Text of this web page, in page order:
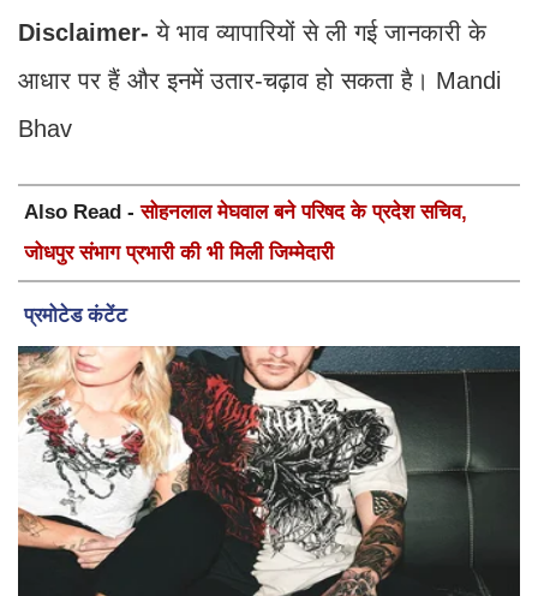
Disclaimer- ये भाव व्यापारियों से ली गई जानकारी के
आधार पर हैं और इनमें उतार-चढ़ाव हो सकता है। Mandi
Bhav
Also Read -सोहनलाल मेघवाल बने परिषद के प्रदेश सचिव,
जोधपुर संभाग प्रभारी की भी मिली जिम्मेदारी